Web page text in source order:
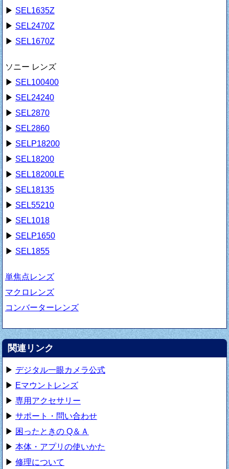
▶ SEL1635Z
▶ SEL2470Z
▶ SEL1670Z
ソニー レンズ
▶ SEL100400
▶ SEL24240
▶ SEL2870
▶ SEL2860
▶ SELP18200
▶ SEL18200
▶ SEL18200LE
▶ SEL18135
▶ SEL55210
▶ SEL1018
▶ SELP1650
▶ SEL1855
単焦点レンズ
マクロレンズ
コンバーターレンズ
関連リンク
▶ デジタル一眼カメラ公式
▶ Eマウントレンズ
▶ 専用アクセサリー
▶ サポート・問い合わせ
▶ 困ったときの Q＆Ａ
▶ 本体・アプリの使いかた
▶ 修理について